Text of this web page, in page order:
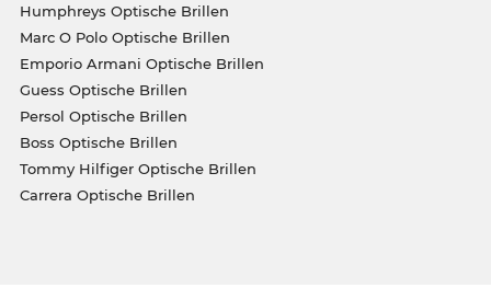
Humphreys Optische Brillen
Marc O Polo Optische Brillen
Emporio Armani Optische Brillen
Guess Optische Brillen
Persol Optische Brillen
Boss Optische Brillen
Tommy Hilfiger Optische Brillen
Carrera Optische Brillen